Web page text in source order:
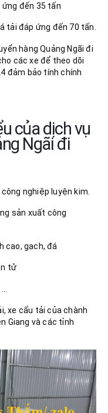
ứng đến 35 tấn
tải đáp ứng đến 70 tấn.
hàng Quảng Ngãi đi
các xe để theo dõi
đảm bảo tính chính
của dịch vụ
Ngãi đi
nghiệp luyện kim.
sản xuất công
cao, gạch, đá
tử
xe cẩu tải của chành
Giang và các tỉnh